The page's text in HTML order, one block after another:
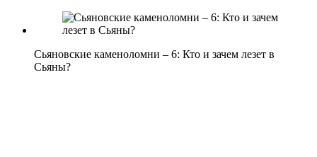
Сьяновские каменоломни – 6: Кто и зачем лезет в
Сьяны?